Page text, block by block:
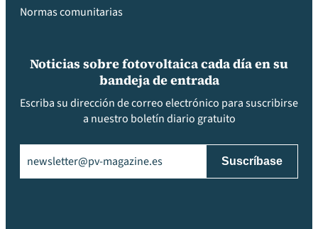
Normas comunitarias
Noticias sobre fotovoltaica cada día en su
bandeja de entrada
Escriba su dirección de correo electrónico para suscribirse
a nuestro boletín diario gratuito